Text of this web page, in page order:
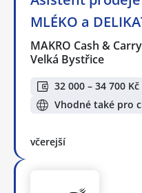
MLÉKO a
MAKRO Cash &
Velká Bystřice
32 000 – 34 700 Kč
Vhodné také pro
včerejší